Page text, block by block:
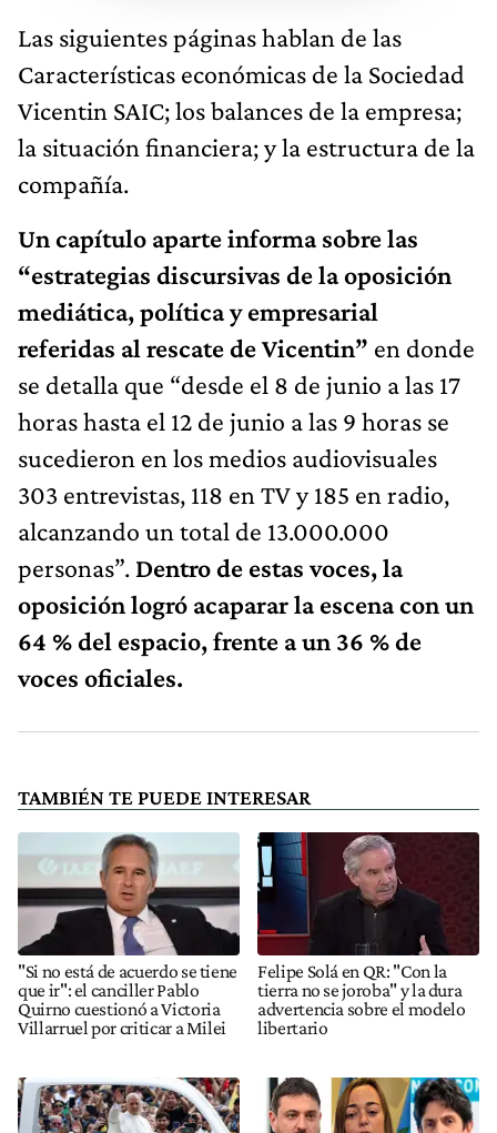
Las siguientes páginas hablan de las
Características económicas de la Sociedad
Vicentin SAIC; los balances de la empresa;
la situación financiera; y la estructura de la
compañía.
Un capítulo aparte informa sobre las
“estrategias discursivas de la oposición
mediática, política y empresarial
referidas al rescate de Vicentin” en donde
se detalla que “desde el 8 de junio a las 17
horas hasta el 12 de junio a las 9 horas se
sucedieron en los medios audiovisuales
303 entrevistas, 118 en TV y 185 en radio,
alcanzando un total de 13.000.000
personas”. Dentro de estas voces, la
oposición logró acaparar la escena con un
64 % del espacio, frente a un 36 % de
voces oficiales.
TAMBIÉN TE PUEDE INTERESAR
"Si no está de acuerdo se tiene
que ir": el canciller Pablo
Quirno cuestionó a Victoria
Villarruel por criticar a Milei
Felipe Solá en QR: "Con la
tierra no se joroba" y la dura
advertencia sobre el modelo
libertario